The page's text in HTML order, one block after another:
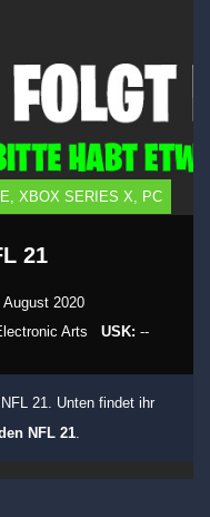
XBOX SERIES X, PC
21
August 2020
Arts USK: --
21. Unten findet ihr
NFL 21.